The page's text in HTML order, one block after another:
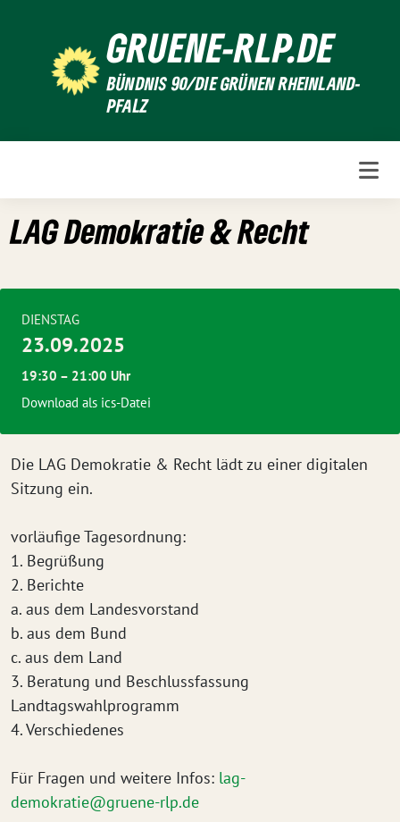
GRUENE-RLP.DE
BÜNDNIS 90/DIE GRÜNEN RHEINLAND-
PFALZ
LAG Demokratie & Recht
Die LAG Demokratie & Recht lädt zu einer digitalen
Sitzung ein.
vorläufige Tagesordnung:
1. Begrüßung
2. Berichte
a. aus dem Landesvorstand
b. aus dem Bund
c. aus dem Land
3. Beratung und Beschlussfassung
Landtagswahlprogramm
4. Verschiedenes
Für Fragen und weitere Infos: lag-
demokratie@gruene-rlp.de
DIENSTAG
23.09.2025
19:30 – 21:00 Uhr
Download als ics-Datei